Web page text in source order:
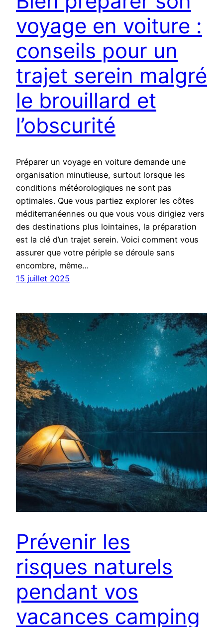
voyage en voiture :
conseils pour un
trajet serein malgré
le brouillard et
l’obscurité
Préparer un voyage en voiture demande une
organisation minutieuse, surtout lorsque les
conditions météorologiques ne sont pas
optimales. Que vous partiez explorer les côtes
méditerranéennes ou que vous vous dirigiez vers
des destinations plus lointaines, la préparation
est la clé d’un trajet serein. Voici comment vous
assurer que votre périple se déroule sans
encombre, même…
15 juillet 2025
Prévenir les
risques naturels
pendant vos
vacances camping